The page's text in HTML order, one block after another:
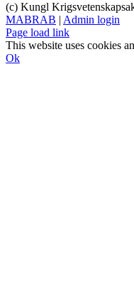
(c) Kungl
MABRAB | Admin login
Page load link
This website uses cookies
Ok